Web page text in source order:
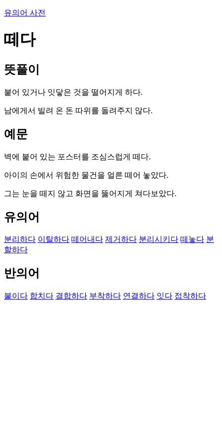
유의어 사전
떼다
뜻풀이
붙어 있거나 잇닿은 것을 떨어지게 하다.
남에게서 빌려 온 돈 따위를 돌려주지 않다.
예문
벽에 붙어 있는 포스터를 조심스럽게 떼다.
아이의 손에서 위험한 물건을 얼른 떼어 놓았다.
그는 눈을 떼지 않고 화면을 뚫어지게 쳐다보았다.
유의어
분리하다 이탈하다 떼어내다 제거하다 분리시키다 떼놓다 분
할하다
반의어
붙이다 합치다 결합하다 부착하다 연결하다 잇다 접착하다